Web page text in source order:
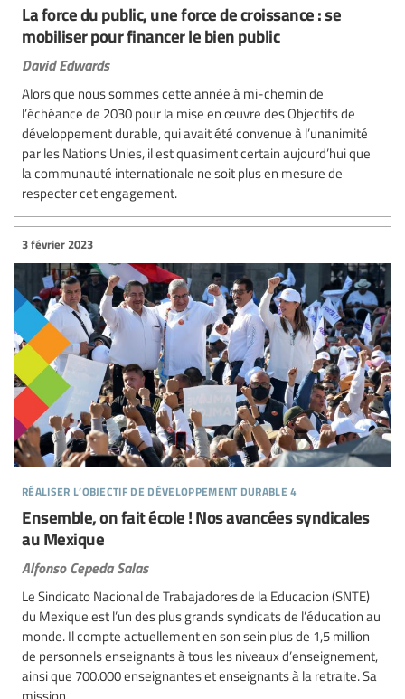
La force du public, une force de croissance : se
mobiliser pour financer le bien public
David Edwards
Alors que nous sommes cette année à mi-chemin de
l’échéance de 2030 pour la mise en œuvre des Objectifs de
développement durable, qui avait été convenue à l’unanimité
par les Nations Unies, il est quasiment certain aujourd’hui que
la communauté internationale ne soit plus en mesure de
respecter cet engagement.
réaliser l’objectif de développement durable 4
3 février 2023
Ensemble, on fait école ! Nos avancées syndicales
au Mexique
Alfonso Cepeda Salas
Le Sindicato Nacional de Trabajadores de la Educacion (SNTE)
du Mexique est l’un des plus grands syndicats de l’éducation au
monde. Il compte actuellement en son sein plus de 1,5 million
de personnels enseignants à tous les niveaux d’enseignement,
ainsi que 700.000 enseignantes et enseignants à la retraite. Sa
mission...